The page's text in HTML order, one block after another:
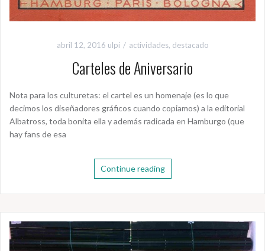
abril 12, 2016 ulpi actividades, destacado
Carteles de Aniversario
Nota para los culturetas: el cartel es un homenaje (es lo que
decimos los diseñadores gráficos cuando copiamos) a la editorial
Albatross, toda bonita ella y además radicada en Hamburgo (que
hay fans de esa
Continue reading